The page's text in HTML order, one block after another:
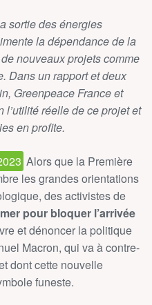
sortie des énergies
la dépendance de la
nouveaux projets comme
Dans un rapport et deux
Greenpeace France et
réelle de ce projet et
en profite.
Alors que la Première
les grandes orientations
des activistes de
pour bloquer l’arrivée
et dénoncer la politique
Macron, qui va à contre-
dont cette nouvelle
funeste.